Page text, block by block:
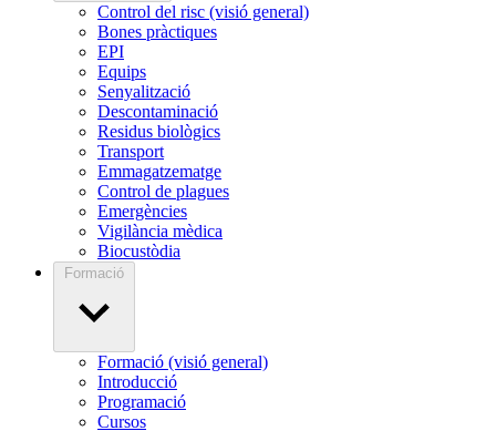
Control del risc (visió general)
Bones pràctiques
EPI
Equips
Senyalització
Descontaminació
Residus biològics
Transport
Emmagatzematge
Control de plagues
Emergències
Vigilància mèdica
Biocustòdia
Formació
Formació (visió general)
Introducció
Programació
Cursos